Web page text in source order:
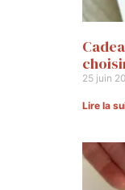
25 juin
Lire la